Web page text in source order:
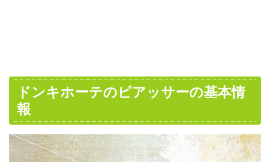
ドンキホーテのピアッサーの基本情
報